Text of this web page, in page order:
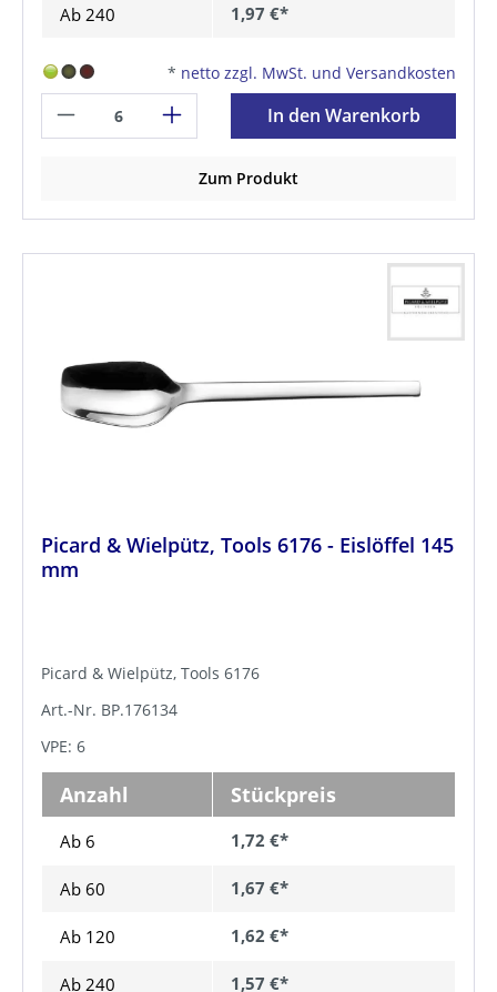
Ab 240 1,97 €*
* netto zzgl. MwSt. und Versandkosten
In den Warenkorb
Zum Produkt
Picard & Wielpütz, Tools 6176 - Eislöffel 145
mm
Picard & Wielpütz, Tools 6176
Art.-Nr. BP.176134
VPE: 6
Anzahl Stückpreis
Ab 6 1,72 €*
Ab 60 1,67 €*
Ab 120 1,62 €*
Ab 240 1,57 €*